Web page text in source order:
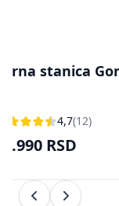
stanica
4,7(12)
RSD